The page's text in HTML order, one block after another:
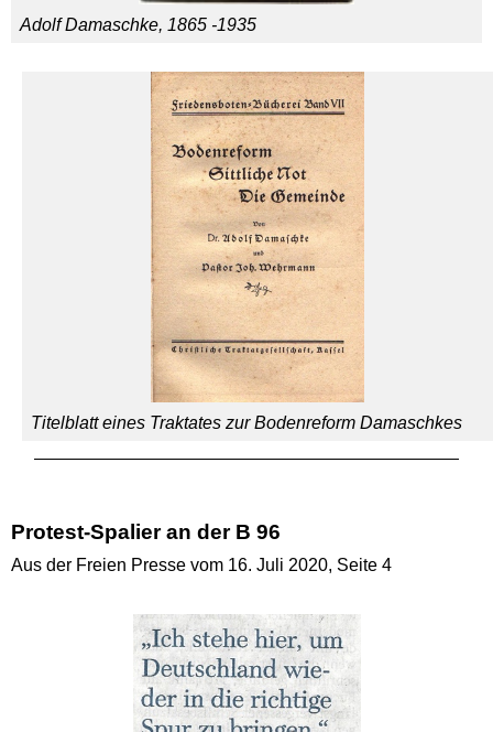
Adolf Damaschke, 1865 -1935
Titelblatt eines Traktates zur Bodenreform Damaschkes
Protest-Spalier an der B 96
Aus der Freien Presse vom 16. Juli 2020, Seite 4